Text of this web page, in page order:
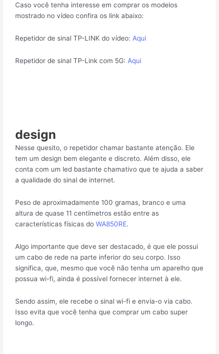
Caso você tenha interesse em comprar os modelos
mostrado no vídeo confira os link abaixo:
Repetidor de sinal TP-LINK do vídeo: Aqui
Repetidor de sinal TP-Link com 5G: Aqui
design
Nesse quesito, o repetidor chamar bastante atenção. Ele
tem um design bem elegante e discreto. Além disso, ele
conta com um led bastante chamativo que te ajuda a saber
a qualidade do sinal de internet.
Peso de aproximadamente 100 gramas, branco e uma
altura de quase 11 centímetros estão entre as
características físicas doWA850RE.
Algo importante que deve ser destacado, é que ele possui
um cabo de rede na parte inferior do seu corpo. Isso
significa, que, mesmo que você não tenha um aparelho que
possua wi-fi, ainda é possível fornecer internet à ele.
Sendo assim, ele recebe o sinal wi-fi e envia-o via cabo.
Isso evita que você tenha que comprar um cabo super
longo.